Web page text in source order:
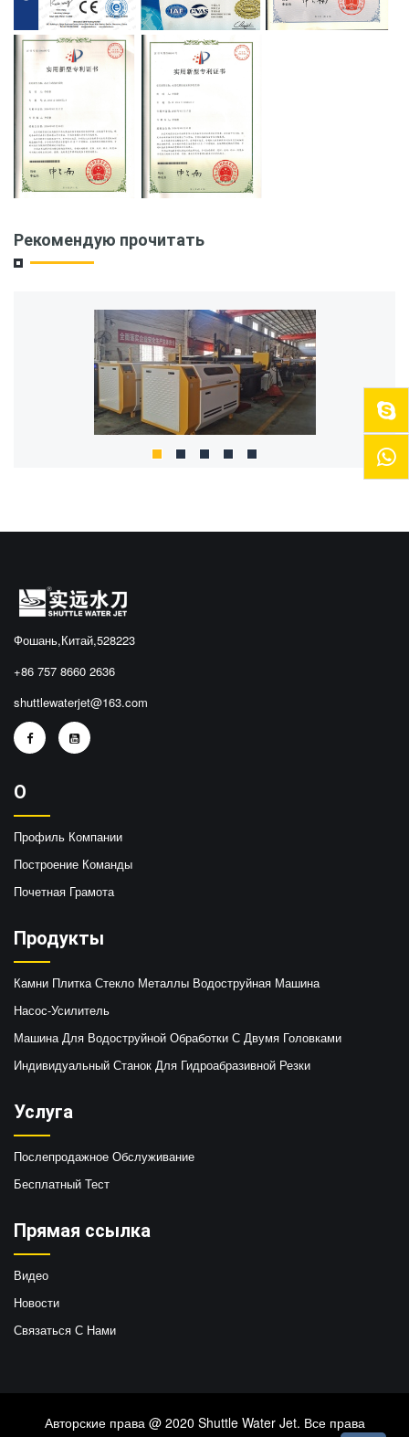
Рекомендую прочитать
Фошань,Китай,528223
+86 757 8660 2636
shuttlewaterjet@163.com
О
Профиль Компании
Построение Команды
Почетная Грамота
Продукты
Камни Плитка Стекло Металлы Водоструйная Машина
Насос-Усилитель
Машина Для Водоструйной Обработки С Двумя Головками
Индивидуальный Станок Для Гидроабразивной Резки
Услуга
Послепродажное Обслуживание
Бесплатный Тест
Прямая ссылка
Видео
Новости
Связаться С Нами
Авторские права @ 2020 Shuttle Water Jet. Все права